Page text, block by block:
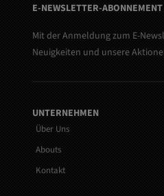
E-NEWSLETTER-ABONNEMENT
Mit der Anmeldung zum E-
Neuigkeiten und unsere
UNTERNEHMEN
Über Uns
Abouts
Kontakt